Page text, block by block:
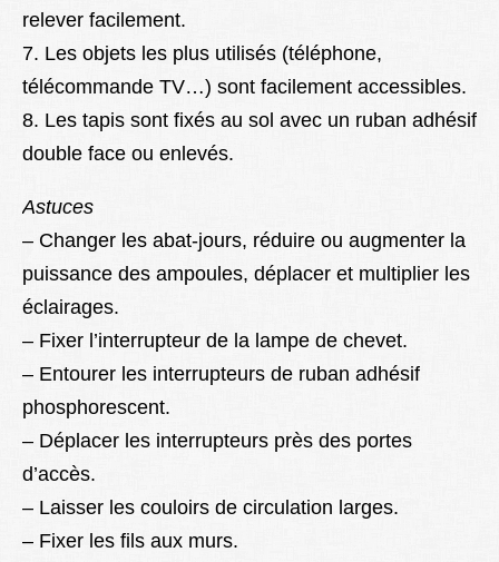
relever facilement.
7. Les objets les plus utilisés (téléphone,
télécommande TV…) sont facilement accessibles.
8. Les tapis sont fixés au sol avec un ruban adhésif
double face ou enlevés.
Astuces
– Changer les abat-jours, réduire ou augmenter la
puissance des ampoules, déplacer et multiplier les
éclairages.
– Fixer l’interrupteur de la lampe de chevet.
– Entourer les interrupteurs de ruban adhésif
phosphorescent.
– Déplacer les interrupteurs près des portes
d’accès.
– Laisser les couloirs de circulation larges.
– Fixer les fils aux murs.